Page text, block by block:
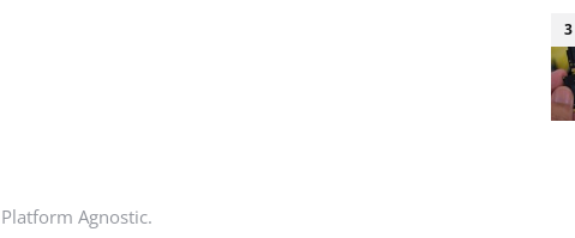
Agnostic.